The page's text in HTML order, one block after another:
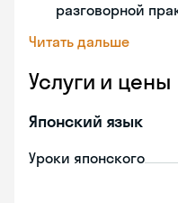
разговорной
Читать дальше
Услуги и цены
Японский язык
Уроки японского